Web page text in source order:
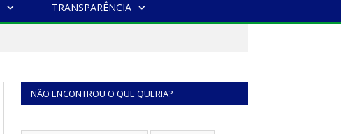
TRANSPARÊNCIA
NÃO ENCONTROU O QUE QUERIA?